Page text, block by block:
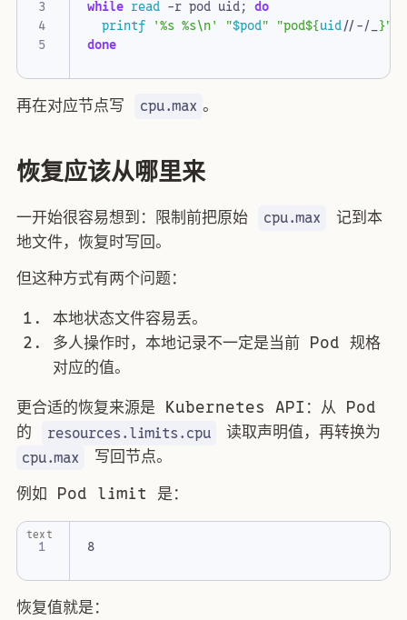
4
5
while read -r pod uid; do
printf '%s %s\n' "$pod" "pod${uid//-/_}"
done
再在对应节点写 cpu.max 。
恢复应该从哪里来
一开始很容易想到：限制前把原始 cpu.max
记到本
地文件，恢复时写回。
但这种方式有两个问题：
本地状态文件容易丢。
多人操作时，本地记录不一定是当前 Pod 规格
对应的值。
更合适的恢复来源是 Kubernetes API：从 Pod
的
resources.limits.cpu 读取声明值，再转换为
cpu.max
写回节点。
例如 Pod limit 是：
1
text
恢复值就是：